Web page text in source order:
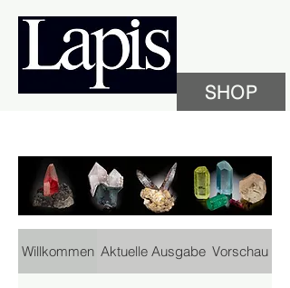
SHOP
Willkommen Aktuelle Ausgabe Vorschau